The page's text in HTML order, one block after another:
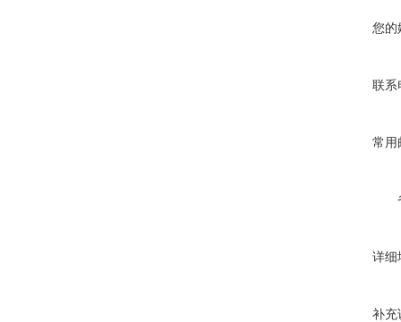
您的
联系
常用
详细
补充